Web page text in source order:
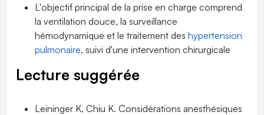
L'objectif principal de la prise en charge comprend
la ventilation douce, la surveillance
hémodynamique et le traitement des hypertension
pulmonaire, suivi d'une intervention chirurgicale
Lecture suggérée
Leininger K, Chiu K. Considérations anesthésiques